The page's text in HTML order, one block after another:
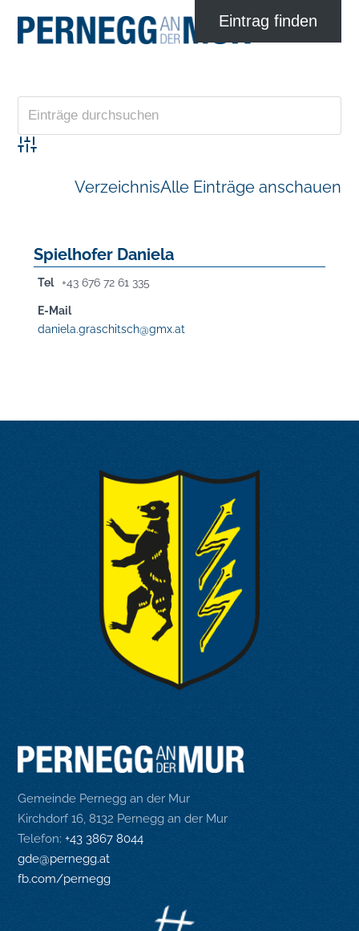
Advanced Search
VerzeichnisAlle Einträge anschauen
Spielhofer Daniela
Tel +43 676 72 61 335
E-Mail
daniela.graschitsch@gmx.at
Gemeinde Pernegg an der Mur
Kirchdorf 16, 8132 Pernegg an der Mur
Telefon:+43 3867 8044
gde@pernegg.at
fb.com/pernegg